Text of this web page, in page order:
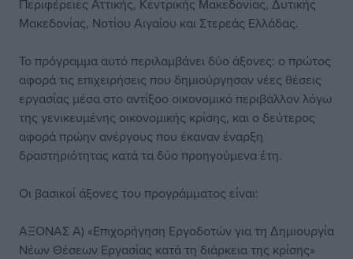
Περιφέρειες Αττικής, Κεντρικής Μακεδονίας, Δυτικής
Μακεδονίας, Νοτίου Αιγαίου και Στερεάς Ελλάδας.
Το πρόγραμμα αυτό περιλαμβάνει δύο άξονες: ο πρώτος
αφορά τις επιχειρήσεις που δημιούργησαν νέες θέσεις
εργασίας μέσα στο αντίξοο οικονομικό περιβάλλον λόγω
της γενικευμένης οικονομικής κρίσης, και ο δεύτερος
αφορά πρώην ανέργους που έκαναν έναρξη
δραστηριότητας κατά τα δύο προηγούμενα έτη.
Οι βασικοί άξονες του προγράμματος είναι:
ΑΞΟΝΑΣ Α) «Επιχορήγηση Εργοδοτών για τη Δημιουργία
Νέων Θέσεων Εργασίας κατά τη διάρκεια της κρίσης»